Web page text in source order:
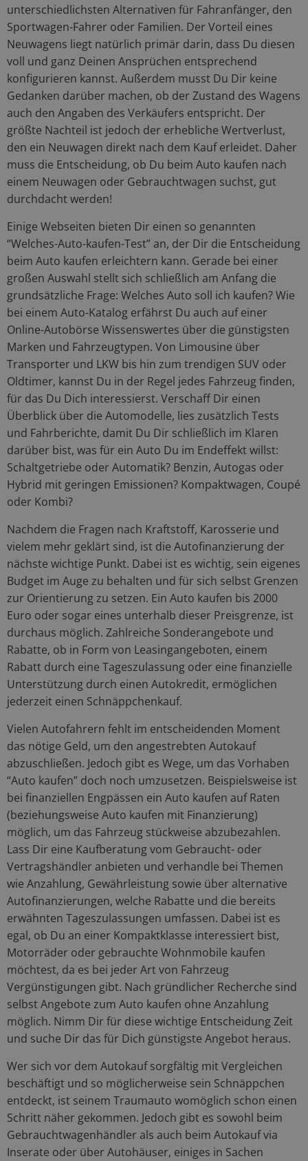
unterschiedlichsten Alternativen für Fahranfänger, den
Sportwagen-Fahrer oder Familien. Der Vorteil eines
Neuwagens liegt natürlich primär darin, dass Du diesen
voll und ganz Deinen Ansprüchen entsprechend
konfigurieren kannst. Außerdem musst Du Dir keine
Gedanken darüber machen, ob der Zustand des Wagens
auch den Angaben des Verkäufers entspricht. Der
größte Nachteil ist jedoch der erhebliche Wertverlust,
den ein Neuwagen direkt nach dem Kauf erleidet. Daher
muss die Entscheidung, ob Du beim Auto kaufen nach
einem Neuwagen oder Gebrauchtwagen suchst, gut
durchdacht werden!
Einige Webseiten bieten Dir einen so genannten
“Welches-Auto-kaufen-Test” an, der Dir die Entscheidung
beim Auto kaufen erleichtern kann. Gerade bei einer
großen Auswahl stellt sich schließlich am Anfang die
grundsätzliche Frage: Welches Auto soll ich kaufen? Wie
bei einem Auto-Katalog erfährst Du auch auf einer
Online-Autobörse Wissenswertes über die günstigsten
Marken und Fahrzeugtypen. Von Limousine über
Transporter und LKW bis hin zum trendigen SUV oder
Oldtimer, kannst Du in der Regel jedes Fahrzeug finden,
für das Du Dich interessierst. Verschaff Dir einen
Überblick über die Automodelle, lies zusätzlich Tests
und Fahrberichte, damit Du Dir schließlich im Klaren
darüber bist, was für ein Auto Du im Endeffekt willst:
Schaltgetriebe oder Automatik? Benzin, Autogas oder
Hybrid mit geringen Emissionen? Kompaktwagen, Coupé
oder Kombi?
Nachdem die Fragen nach Kraftstoff, Karosserie und
vielem mehr geklärt sind, ist die Autofinanzierung der
nächste wichtige Punkt. Dabei ist es wichtig, sein eigenes
Budget im Auge zu behalten und für sich selbst Grenzen
zur Orientierung zu setzen. Ein Auto kaufen bis 2000
Euro oder sogar eines unterhalb dieser Preisgrenze, ist
durchaus möglich. Zahlreiche Sonderangebote und
Rabatte, ob in Form von Leasingangeboten, einem
Rabatt durch eine Tageszulassung oder eine finanzielle
Unterstützung durch einen Autokredit, ermöglichen
jederzeit einen Schnäppchenkauf.
Vielen Autofahrern fehlt im entscheidenden Moment
das nötige Geld, um den angestrebten Autokauf
abzuschließen. Jedoch gibt es Wege, um das Vorhaben
“Auto kaufen” doch noch umzusetzen. Beispielsweise ist
bei finanziellen Engpässen ein Auto kaufen auf Raten
(beziehungsweise Auto kaufen mit Finanzierung)
möglich, um das Fahrzeug stückweise abzubezahlen.
Lass Dir eine Kaufberatung vom Gebraucht- oder
Vertragshändler anbieten und verhandle bei Themen
wie Anzahlung, Gewährleistung sowie über alternative
Autofinanzierungen, welche Rabatte und die bereits
erwähnten Tageszulassungen umfassen. Dabei ist es
egal, ob Du an einer Kompaktklasse interessiert bist,
Motorräder oder gebrauchte Wohnmobile kaufen
möchtest, da es bei jeder Art von Fahrzeug
Vergünstigungen gibt. Nach gründlicher Recherche sind
selbst Angebote zum Auto kaufen ohne Anzahlung
möglich. Nimm Dir für diese wichtige Entscheidung Zeit
und suche Dir das für Dich günstigste Angebot heraus.
Wer sich vor dem Autokauf sorgfältig mit Vergleichen
beschäftigt und so möglicherweise sein Schnäppchen
entdeckt, ist seinem Traumauto womöglich schon einen
Schritt näher gekommen. Jedoch gibt es sowohl beim
Gebrauchtwagenhändler als auch beim Autokauf via
Inserate oder über Autohäuser, einiges in Sachen